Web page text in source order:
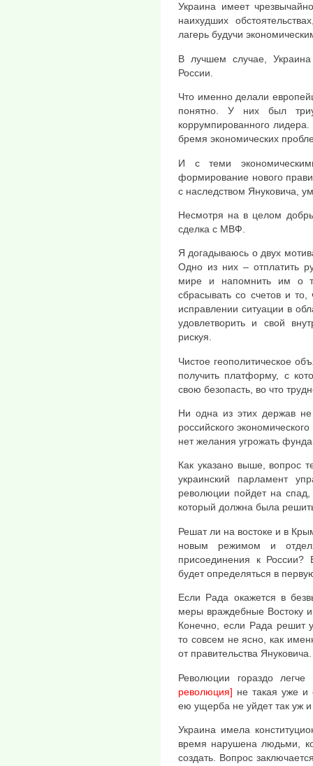
Украина имеет
наихудших
лагерь будучи
В лучшем случае,
России.
Что именно делали
понятно. У них был
коррумпированного
бремя экономических
И с теми
формирование нового
с наследством Януковича,
Несмотря на в целом
сделка с МВФ.
Я догадываюсь о двух
Одно из них – отплатить
мире и напомнить им о
сбрасывать со счетов и то,
исправлении ситуации в
удовлетворить и свой
рискуя.
Чистое геополитическое
получить платформу, с
свою безопасть, во что
Ни одна из этих держав
российского
нет желания угрожать
Как указано выше, вопрос
украинский парламент
революции пойдет на
который должна была
Решат ли на востоке и в
новым режимом и
присоединения к России?
будет определяться в
Если Рада окажется в
меры враждебные Востоку
Конечно, если Рада решит
то совсем не ясно, как
от правительства Януковича.
Революции гораздо легче
революция] не такая уже и
ею ущерба не уйдет так уж
Украина имела
время нарушена людьми,
создать. Вопрос